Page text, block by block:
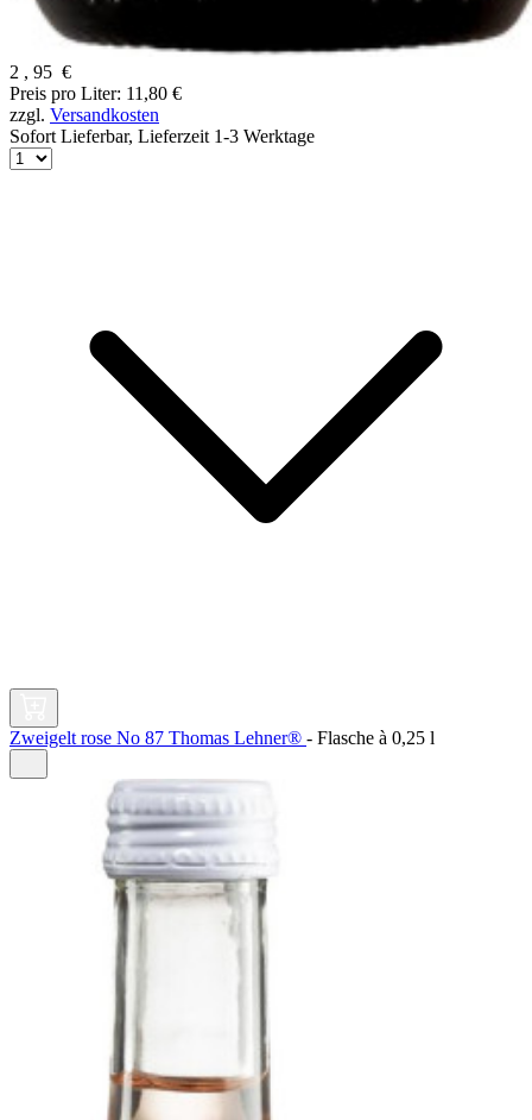
2 , 95 €
Preis pro Liter: 11,80 €
zzgl. Versandkosten
Sofort Lieferbar, Lieferzeit 1-3 Werktage
Zweigelt rose No 87 Thomas Lehner® - Flasche à 0,25 l